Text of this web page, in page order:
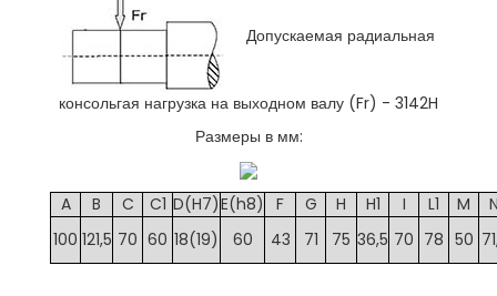
Допускаемая радиальная
консольгая нагрузка на выходном валу (Fr) - 3142H
Размеры в мм:
A B C C1 D(H7)E(h8) F G H H1 I L1 M
100 121,5 70 60 18(19) 60 43 71 75 36,5 70 78 50